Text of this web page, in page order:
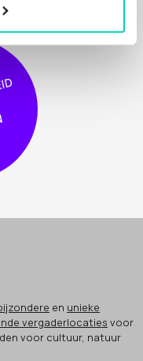
en unieke
vergaderlocaties voor
voor cultuur, natuur